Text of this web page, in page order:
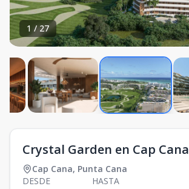
1 /27
Crystal Garden en Cap Cana
Cap Cana, Punta Cana
DESDE
HASTA